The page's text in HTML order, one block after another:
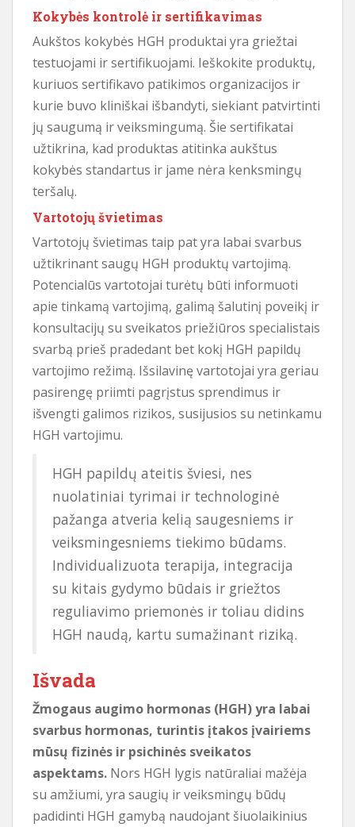
Kokybės kontrolė ir sertifikavimas
Aukštos kokybės HGH produktai yra griežtai
testuojami ir sertifikuojami. Ieškokite produktų,
kuriuos sertifikavo patikimos organizacijos ir
kurie buvo kliniškai išbandyti, siekiant patvirtinti
jų saugumą ir veiksmingumą. Šie sertifikatai
užtikrina, kad produktas atitinka aukštus
kokybės standartus ir jame nėra kenksmingų
teršalų.
Vartotojų švietimas
Vartotojų švietimas taip pat yra labai svarbus
užtikrinant saugų HGH produktų vartojimą.
Potencialūs vartotojai turėtų būti informuoti
apie tinkamą vartojimą, galimą šalutinį poveikį ir
konsultacijų su sveikatos priežiūros specialistais
svarbą prieš pradedant bet kokį HGH papildų
vartojimo režimą. Išsilavinę vartotojai yra geriau
pasirengę priimti pagrįstus sprendimus ir
išvengti galimos rizikos, susijusios su netinkamu
HGH vartojimu.
HGH papildų ateitis šviesi, nes
nuolatiniai tyrimai ir technologinė
pažanga atveria kelią saugesniems ir
veiksmingesniems tiekimo būdams.
Individualizuota terapija, integracija
su kitais gydymo būdais ir griežtos
reguliavimo priemonės ir toliau didins
HGH naudą, kartu sumažinant riziką.
Išvada
Žmogaus augimo hormonas (HGH) yra labai
svarbus hormonas, turintis įtakos įvairiems
mūsų fizinės ir psichinės sveikatos
aspektams. Nors HGH lygis natūraliai mažėja
su amžiumi, yra saugių ir veiksmingų būdų
padidinti HGH gamybą naudojant šiuolaikinius